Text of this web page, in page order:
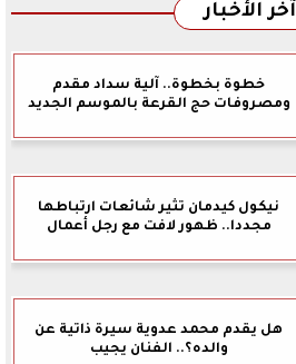
آخر الأخبار
خطوة بخطوة.. آلية سداد مقدم
ومصروفات حج القرعة بالموسم الجديد
نيكول كيدمان تثير شائعات ارتباطها
مجددا.. ظهور لافت مع رجل أعمال
هل يقدم محمد عدوية سيرة ذاتية عن
والده؟.. الفنان يجيب